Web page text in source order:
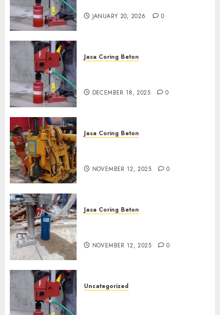
JANUARY 20, 2026 0
Jasa Coring Beton
DECEMBER 18, 2025 0
Jasa Coring Beton
NOVEMBER 12, 2025 0
Jasa Coring Beton
NOVEMBER 12, 2025 0
Uncategorized